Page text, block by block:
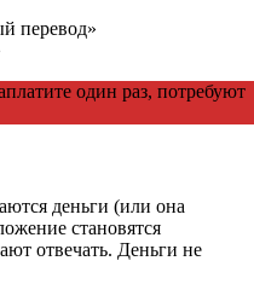
перевод»
один раз, потребуют
деньги (или она
становятся
отвечать. Деньги не